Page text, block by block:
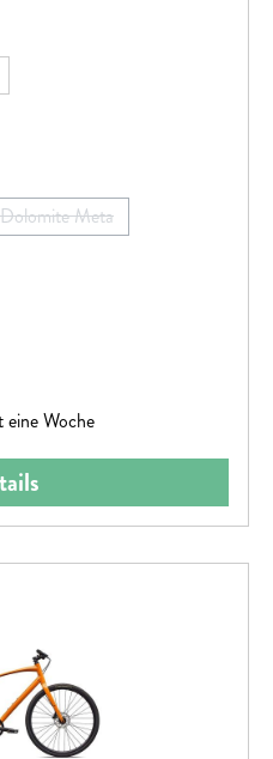
– für optimale
Fahrverhalten,
verfügbar.)
ist zurzeit nicht verfügbar.)
Meta
ist zurzeit nicht verfügbar.)
Woche